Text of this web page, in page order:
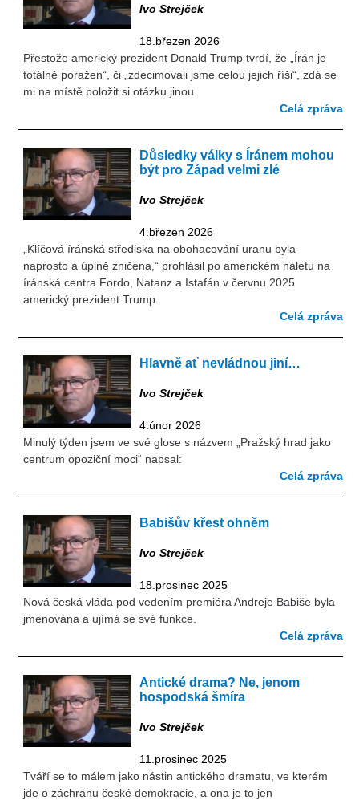
Ivo Strejček
18.březen 2026
Přestože americký prezident Donald Trump tvrdí, že „Írán je
totálně poražen“, či „zdecimovali jsme celou jejich říši“, zdá se
mi na místě položit si otázku jinou.
Celá zpráva
Důsledky války s Íránem mohou
být pro Západ velmi zlé
Ivo Strejček
4.březen 2026
„Klíčová íránská střediska na obohacování uranu byla
naprosto a úplně zničena,“ prohlásil po americkém náletu na
íránská centra Fordo, Natanz a Istafán v červnu 2025
americký prezident Trump.
Celá zpráva
Hlavně ať nevládnou jiní…
Ivo Strejček
4.únor 2026
Minulý týden jsem ve své glose s názvem „Pražský hrad jako
centrum opoziční moci“ napsal:
Celá zpráva
Babišův křest ohněm
Ivo Strejček
18.prosinec 2025
Nová česká vláda pod vedením premiéra Andreje Babiše byla
jmenována a ujímá se své funkce.
Celá zpráva
Antické drama? Ne, jenom
hospodská šmíra
Ivo Strejček
11.prosinec 2025
Tváří se to málem jako nástin antického dramatu, ve kterém
jde o záchranu české demokracie, a ona je to jen